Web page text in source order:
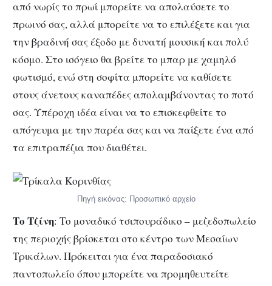
από νωρίς το πρωί μπορείτε να απολαύσετε το
πρωινό σας, αλλά μπορείτε να το επιλέξετε και για
την βραδινή σας έξοδο με δυνατή μουσική και πολύ
κόσμο. Στο ισόγειο θα βρείτε το μπαρ με χαμηλό
φωτισμό, ενώ στη σοφίτα μπορείτε να καθίσετε
στους άνετους καναπέδες απολαμβάνοντας το ποτό
σας. Υπέροχη ιδέα είναι να το επισκεφθείτε το
απόγευμα με την παρέα σας και να παίξετε ένα από
τα επιτραπέζια που διαθέτει.
Πηγή εικόνας: Προσωπικό αρχείο
Το Τζίνη: Το μοναδικό τσιπουράδικο – μεζεδοπωλείο
της περιοχής βρίσκεται στο κέντρο των Μεσαίων
Τρικάλων. Πρόκειται για ένα παραδοσιακό
παντοπωλείο όπου μπορείτε να προμηθευτείτε